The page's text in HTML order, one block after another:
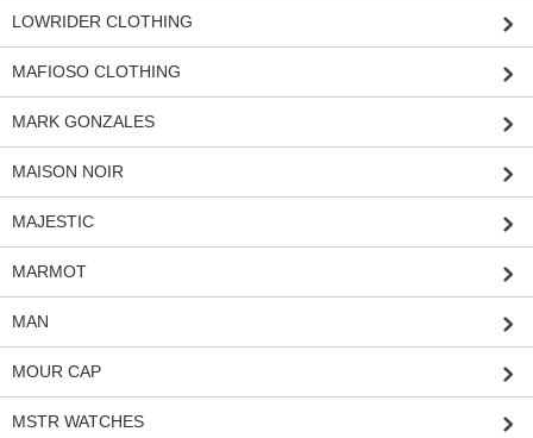
LOWRIDER CLOTHING
MAFIOSO CLOTHING
MARK GONZALES
MAISON NOIR
MAJESTIC
MARMOT
MAN
MOUR CAP
MSTR WATCHES